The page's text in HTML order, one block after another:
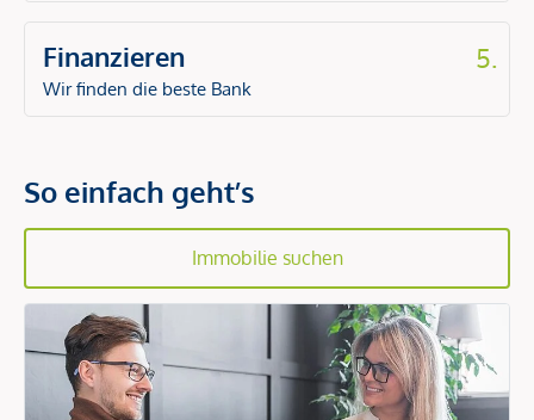
Finanzieren
Wir finden die beste Bank
5.
So einfach geht’s
Immobilie suchen